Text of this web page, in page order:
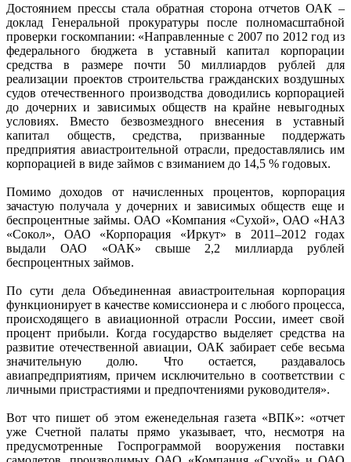
Достоянием прессы стала обратная сторона отчетов ОАК –
доклад Генеральной прокуратуры после полномасштабной
проверки госкомпании: «Направленные с 2007 по 2012 год из
федерального бюджета в уставный капитал корпорации
средства в размере почти 50 миллиардов рублей для
реализации проектов строительства гражданских воздушных
судов отечественного производства доводились корпорацией
до дочерних и зависимых обществ на крайне невыгодных
условиях. Вместо безвозмездного внесения в уставный
капитал обществ, средства, призванные поддержать
предприятия авиастроительной отрасли, предоставлялись им
корпорацией в виде займов с взиманием до 14,5 % годовых.
Помимо доходов от начисленных процентов, корпорация
зачастую получала у дочерних и зависимых обществ еще и
беспроцентные займы. ОАО «Компания «Сухой», ОАО «НАЗ
«Сокол», ОАО «Корпорация «Иркут» в 2011–2012 годах
выдали ОАО «ОАК» свыше 2,2 миллиарда рублей
беспроцентных займов.
По сути дела Объединенная авиастроительная корпорация
функционирует в качестве комиссионера и с любого процесса,
происходящего в авиационной отрасли России, имеет свой
процент прибыли. Когда государство выделяет средства на
развитие отечественной авиации, ОАК забирает себе весьма
значительную долю. Что остается, раздавалось
авиапредприятиям, причем исключительно в соответствии с
личными пристрастиями и предпочтениями руководителя».
Вот что пишет об этом еженедельная газета «ВПК»: «отчет
уже Счетной палаты прямо указывает, что, несмотря на
предусмотренные Госпрограммой вооружения поставки